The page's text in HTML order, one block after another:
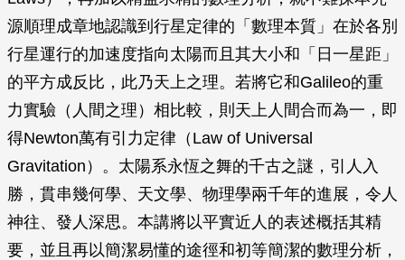
源順理成章地認識到行星定律的「數理本質」在於各別
行星運行的加速度指向太陽而且其大小和「日一星距」
的平方成反比，此乃天上之理。若將它和Galileo的重
力實驗（人間之理）相比較，則天上人間合而為一，即
得Newton萬有引力定律（Law of Universal
Gravitation）。太陽系永恆之舞的千古之謎，引人入
勝，貫串幾何學、天文學、物理學兩千年的進展，令人
神往、發人深思。本講將以平實近人的表述概括其精
要，並且再以簡潔易懂的途徑和初等簡潔的數理分析，